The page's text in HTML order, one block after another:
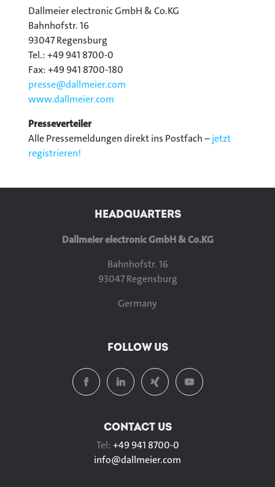
Dallmeier electronic GmbH & Co.KG
Bahnhofstr. 16
93047 Regensburg
Tel.: +49 941 8700-0
Fax: +49 941 8700-180
presse@dallmeier.com
www.dallmeier.com
Presseverteiler
Alle Pressemeldungen direkt ins Postfach –jetzt
registrieren!
HEADQUARTERS
Dallmeier electronic GmbH & Co.KG
Bahnhofstr. 16
93047 Regensburg
Germany
FOLLOW US
CONTACT US
Tel:+49 941 8700-0
info@dallmeier.com